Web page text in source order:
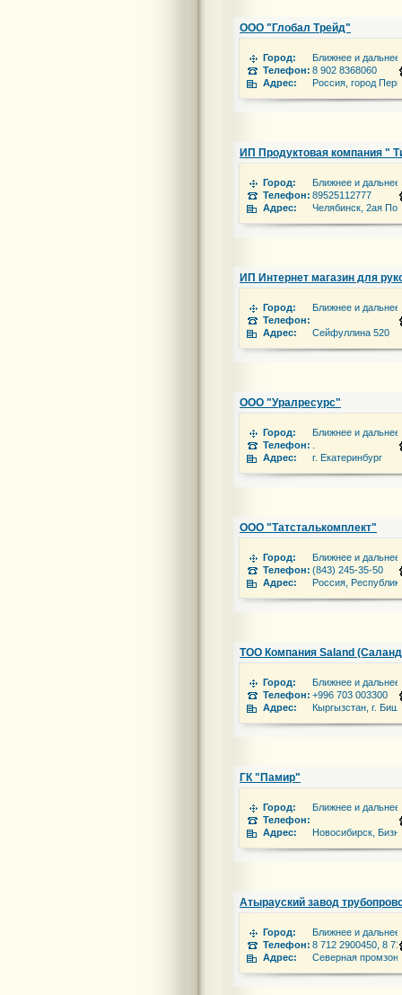
ООО "Глобал Трейд"
Город:
Ближнее и
Телефон: 8 902 8368060
Адрес:
Россия, город
ИП Продуктовая компания "
Город:
Ближнее и
Телефон: 89525112777
Адрес:
Челябинск, 2ая
ИП Интернет магазин для
Город:
Ближнее и
Телефон:
Адрес:
Сейфуллина 520
ООО "Уралресурс"
Город:
Ближнее и
Телефон:
Адрес:
г. Екатеринбург
ООО "Татсталькомплект"
Город:
Ближнее и
Телефон: (843) 245-35-50
Адрес:
Россия,
ТОО Компания Saland
Город:
Ближнее и
Телефон: +996 703 003300
Адрес:
Кыргызстан, г.
ГК "Памир"
Город:
Ближнее и
Телефон:
Адрес:
Новосибирск,
Атырауский завод
Город:
Ближнее и
Телефон: 8 712 2900450, 8
Адрес:
Северная